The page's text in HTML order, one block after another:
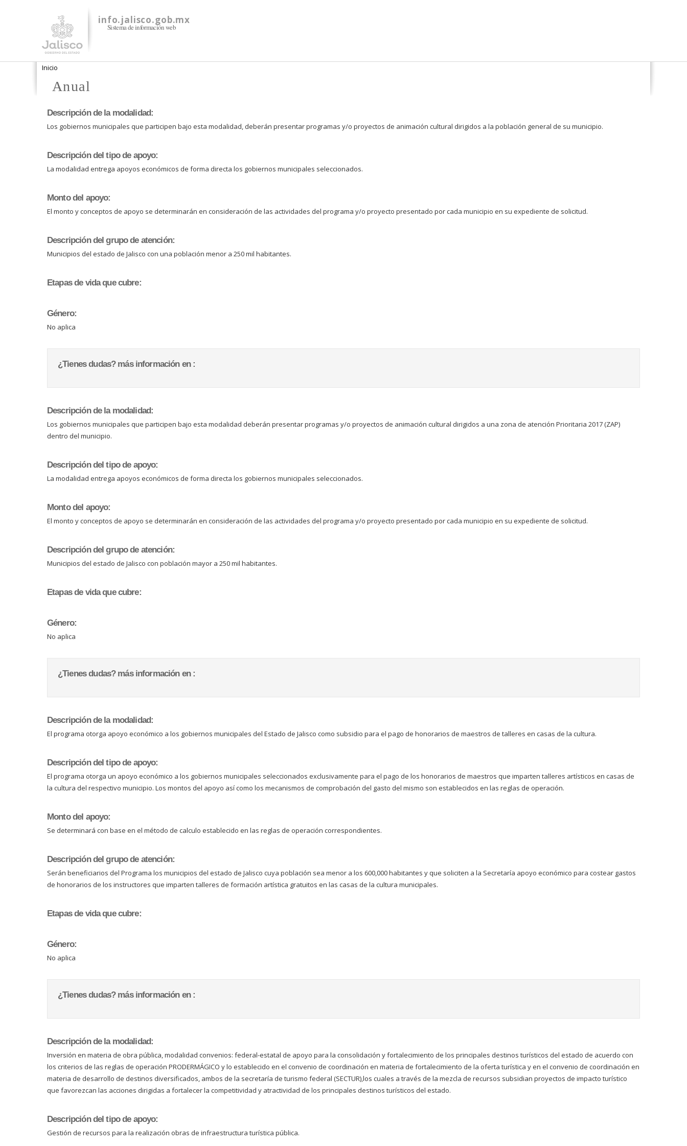
info.jalisco.gob.mx
Sistema de información web
Se encuentra usted aquí
Inicio
Anual
Descripción de la modalidad:
Los gobiernos municipales que participen bajo esta modalidad, deberán presentar programas y/o proyectos de animación cultural dirigidos a la población general de su municipio.
Descripción del tipo de apoyo:
La modalidad entrega apoyos económicos de forma directa los gobiernos municipales seleccionados.
Monto del apoyo:
El monto y conceptos de apoyo se determinarán en consideración de las actividades del programa y/o proyecto presentado por cada municipio en su expediente de solicitud.
Descripción del grupo de atención:
Municipios del estado de Jalisco con una población menor a 250 mil habitantes.
Etapas de vida que cubre:
Género:
No aplica
¿Tienes dudas? más información en :
Descripción de la modalidad:
Los gobiernos municipales que participen bajo esta modalidad deberán presentar programas y/o proyectos de animación cultural dirigidos a una zona de atención Prioritaria 2017 (ZAP)
dentro del municipio.
Descripción del tipo de apoyo:
La modalidad entrega apoyos económicos de forma directa los gobiernos municipales seleccionados.
Monto del apoyo:
El monto y conceptos de apoyo se determinarán en consideración de las actividades del programa y/o proyecto presentado por cada municipio en su expediente de solicitud.
Descripción del grupo de atención:
Municipios del estado de Jalisco con población mayor a 250 mil habitantes.
Etapas de vida que cubre:
Género:
No aplica
¿Tienes dudas? más información en :
Descripción de la modalidad:
El programa otorga apoyo económico a los gobiernos municipales del Estado de Jalisco como subsidio para el pago de honorarios de maestros de talleres en casas de la cultura.
Descripción del tipo de apoyo:
El programa otorga un apoyo económico a los gobiernos municipales seleccionados exclusivamente para el pago de los honorarios de maestros que imparten talleres artísticos en casas de
la cultura del respectivo municipio. Los montos del apoyo así como los mecanismos de comprobación del gasto del mismo son establecidos en las reglas de operación.
Monto del apoyo:
Se determinará con base en el método de calculo establecido en las reglas de operación correspondientes.
Descripción del grupo de atención:
Serán beneficiarios del Programa los municipios del estado de Jalisco cuya población sea menor a los 600,000 habitantes y que soliciten a la Secretaría apoyo económico para costear gastos
de honorarios de los instructores que imparten talleres de formación artística gratuitos en las casas de la cultura municipales.
Etapas de vida que cubre:
Género:
No aplica
¿Tienes dudas? más información en :
Descripción de la modalidad:
Inversión en materia de obra pública, modalidad convenios: federal-estatal de apoyo para la consolidación y fortalecimiento de los principales destinos turísticos del estado de acuerdo con
los criterios de las reglas de operación PRODERMÁGICO y lo establecido en el convenio de coordinación en materia de fortalecimiento de la oferta turística y en el convenio de coordinación en
materia de desarrollo de destinos diversificados, ambos de la secretaría de turismo federal (SECTUR),los cuales a través de la mezcla de recursos subsidian proyectos de impacto turístico
que favorezcan las acciones dirigidas a fortalecer la competitividad y atractividad de los principales destinos turísticos del estado.
Descripción del tipo de apoyo:
Gestión de recursos para la realización obras de infraestructura turística pública.